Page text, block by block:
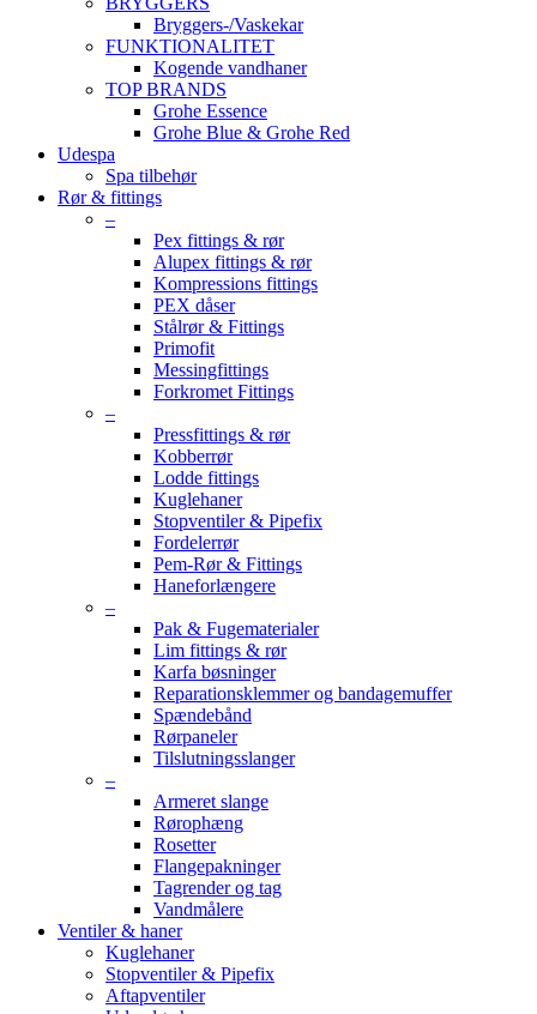
Bryggers-/Vaskekar
FUNKTIONALITET
Kogende vandhaner
TOP BRANDS
Grohe Essence
Grohe Blue & Grohe Red
Udespa
Spa tilbehør
Rør & fittings
–
Pex fittings & rør
Alupex fittings & rør
Kompressions fittings
PEX dåser
Stålrør & Fittings
Primofit
Messingfittings
Forkromet Fittings
–
Pressfittings & rør
Kobberrør
Lodde fittings
Kuglehaner
Stopventiler & Pipefix
Fordelerrør
Pem-Rør & Fittings
Haneforlængere
–
Pak & Fugematerialer
Lim fittings & rør
Karfa bøsninger
Reparationsklemmer og bandagemuffer
Spændebånd
Rørpaneler
Tilslutningsslanger
–
Armeret slange
Rørophæng
Rosetter
Flangepakninger
Tagrender og tag
Vandmålere
Ventiler & haner
Kuglehaner
Stopventiler & Pipefix
Aftapventiler